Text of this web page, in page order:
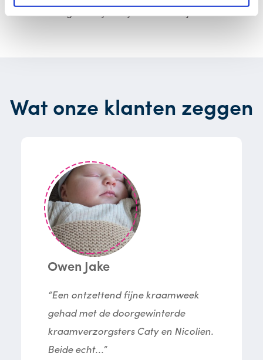
kraamverzorgende tijdens jouw kraamtijd.
Wat onze klanten zeggen
Owen Jake
“Een ontzettend fijne kraamweek
gehad met de doorgewinterde
kraamverzorgsters Caty en Nicolien.
Beide echt...”